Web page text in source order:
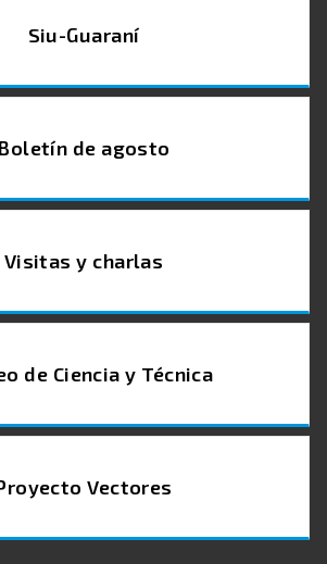
Siu-Guaraní
de agosto
Visitas y charlas
de Ciencia y Técnica
Vectores